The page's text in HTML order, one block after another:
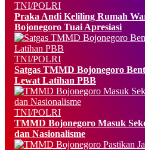
TNI/POLRI
Praka Andi Keliling Rumah
Bojonegoro Tuai Apresiasi
TNI/POLRI
Satgas TMMD Bojonegoro
Lewat Latihan PBB
TNI/POLRI
TMMD Bojonegoro Masuk
dan Nasionalisme